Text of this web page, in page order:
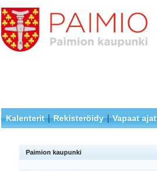
Kalenterit|Rekisteröidy|Vapaat ajat
Paimion kaupunki